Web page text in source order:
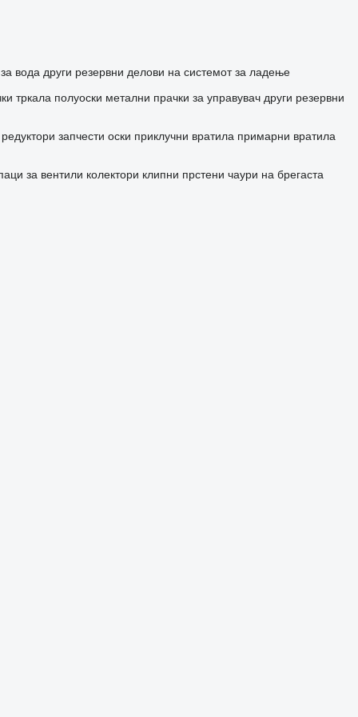
вода други резервни делови на системот за ладење
тркала полуоски метални прачки за управувач други резервни
редуктори запчести оски приклучни вратила примарни вратила
за вентили колектори клипни прстени чаури на брегаста